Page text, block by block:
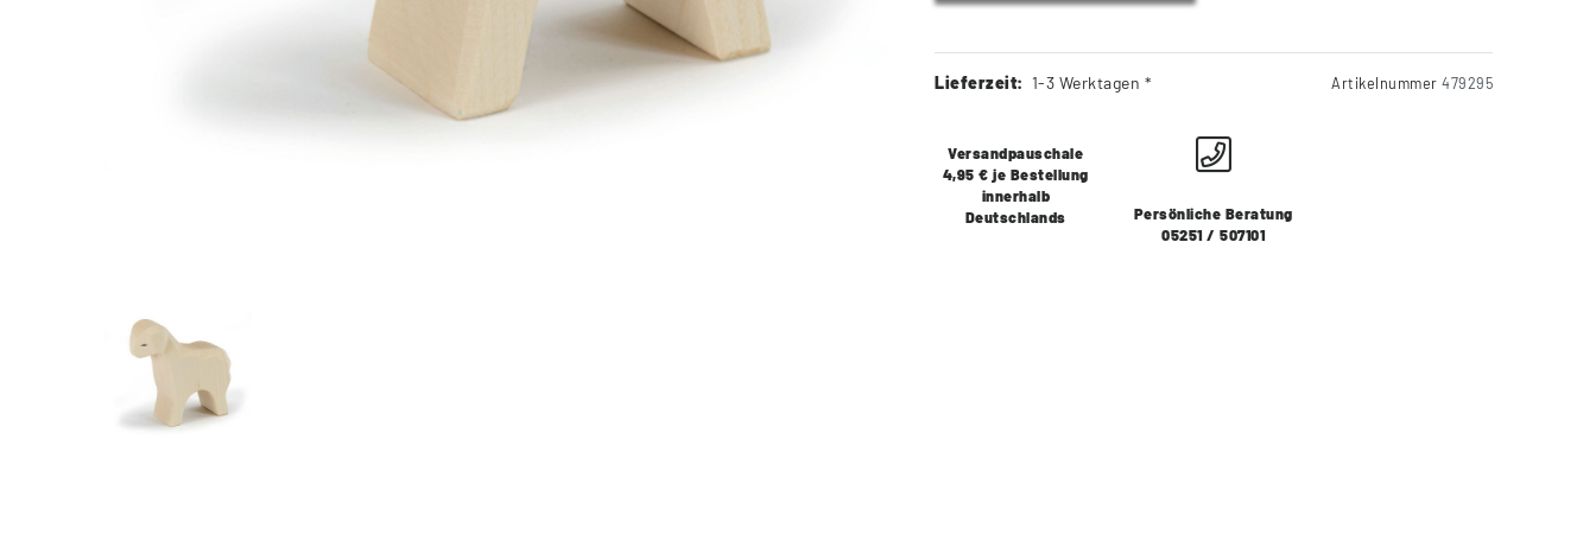
Lieferzeit: 1-3 Werktagen * Artikelnummer 479295
Versandpauschale
4,95 € je Bestellung
innerhalb
Deutschlands
Persönliche Beratung
05251 / 507101